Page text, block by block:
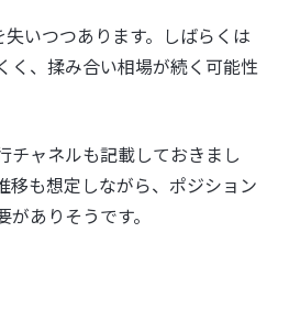
いつつあります。しばらくは
く、揉み合い相場が続く可能性
チャネルも記載しておきまし
移も想定しながら、ポジション
ありそうです。